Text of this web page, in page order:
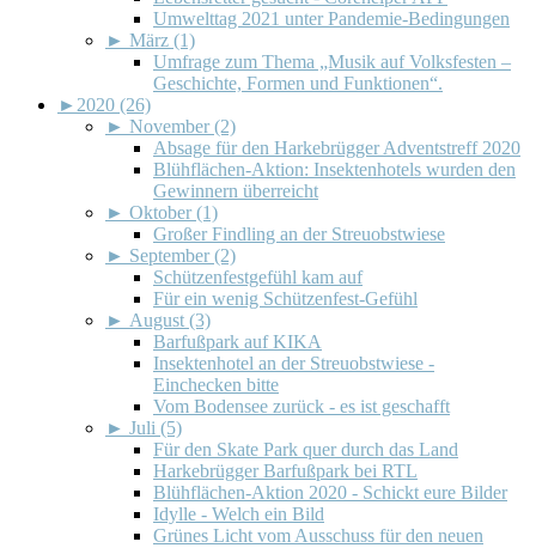
Umwelttag 2021 unter Pandemie-Bedingungen
► März (1)
Umfrage zum Thema „Musik auf Volksfesten –
Geschichte, Formen und Funktionen“.
► 2020 (26)
► November (2)
Absage für den Harkebrügger Adventstreff 2020
Blühflächen-Aktion: Insektenhotels wurden den
Gewinnern überreicht
► Oktober (1)
Großer Findling an der Streuobstwiese
► September (2)
Schützenfestgefühl kam auf
Für ein wenig Schützenfest-Gefühl
► August (3)
Barfußpark auf KIKA
Insektenhotel an der Streuobstwiese -
Einchecken bitte
Vom Bodensee zurück - es ist geschafft
► Juli (5)
Für den Skate Park quer durch das Land
Harkebrügger Barfußpark bei RTL
Blühflächen-Aktion 2020 - Schickt eure Bilder
Idylle - Welch ein Bild
Grünes Licht vom Ausschuss für den neuen